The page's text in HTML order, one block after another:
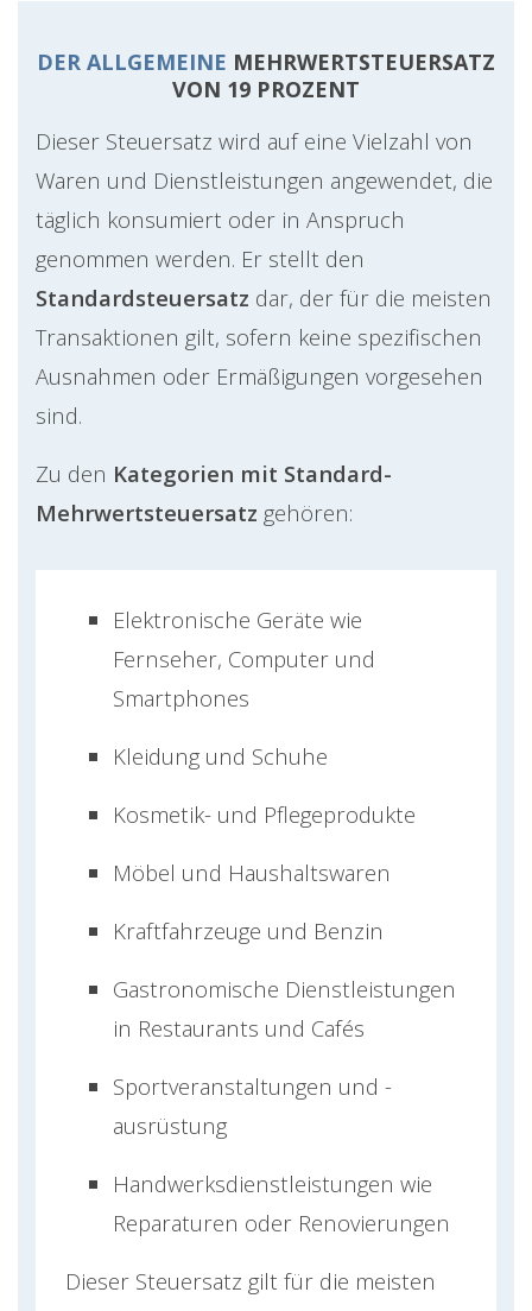
DER ALLGEMEINE MEHRWERTSTEUERSATZ
VON 19 PROZENT
Dieser Steuersatz wird auf eine Vielzahl von
Waren und Dienstleistungen angewendet, die
täglich konsumiert oder in Anspruch
genommen werden. Er stellt den
Standardsteuersatz dar, der für die meisten
Transaktionen gilt, sofern keine spezifischen
Ausnahmen oder Ermäßigungen vorgesehen
sind.
Zu den Kategorien mit Standard-
Mehrwertsteuersatz gehören:
Elektronische Geräte wie
Fernseher, Computer und
Smartphones
Kleidung und Schuhe
Kosmetik- und Pflegeprodukte
Möbel und Haushaltswaren
Kraftfahrzeuge und Benzin
Gastronomische Dienstleistungen
in Restaurants und Cafés
Sportveranstaltungen und -
ausrüstung
Handwerksdienstleistungen wie
Reparaturen oder Renovierungen
Dieser Steuersatz gilt für die meisten